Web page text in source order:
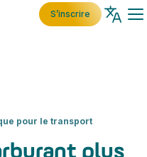
S’inscrire
pour le transport